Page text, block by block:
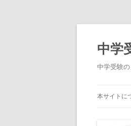
中学
中学受験
本サイトに